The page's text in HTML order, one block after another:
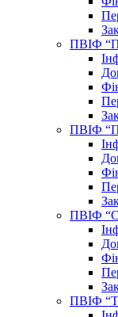
ПВІФ
ПВІФ
ПВІФ
ПВІФ